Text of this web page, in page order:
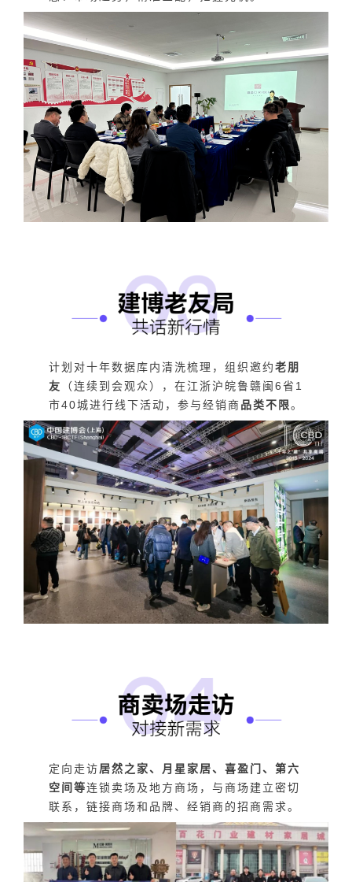
计划对十年数据库内清洗梳理，组织邀约老朋
友
（连续到会观众），在江浙沪皖鲁赣闽6省1
市40城进行线下活动，参与经销商品类不限。
定向走访居然之家、月星家居、喜盈门、第六
空间等连锁卖场及地方商场，与商场建立密切
联系，链接商场和品牌、经销商的招商需求。